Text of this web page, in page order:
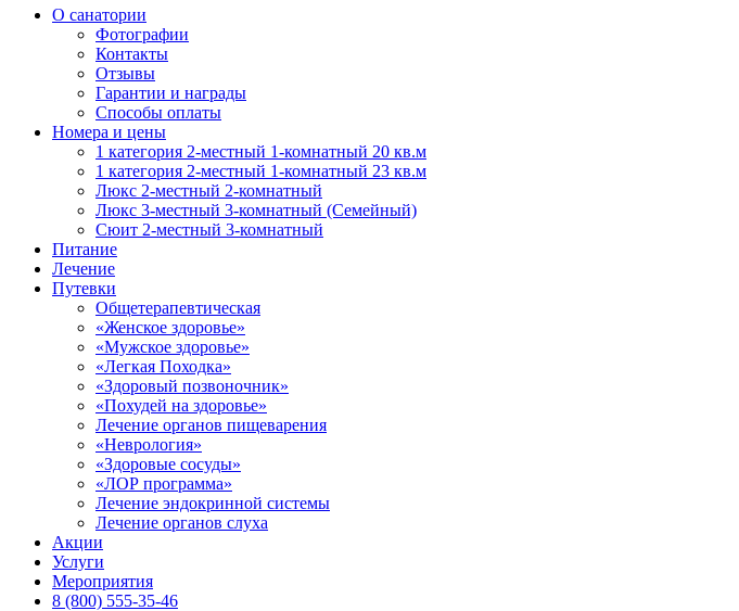
О санатории
Фотографии
Контакты
Отзывы
Гарантии и награды
Способы оплаты
Номера и цены
1 категория 2-местный 1-комнатный 20 кв.м
1 категория 2-местный 1-комнатный 23 кв.м
Люкс 2-местный 2-комнатный
Люкс 3-местный 3-комнатный (Семейный)
Сюит 2-местный 3-комнатный
Питание
Лечение
Путевки
Общетерапевтическая
«Женское здоровье»
«Мужское здоровье»
«Легкая Походка»
«Здоровый позвоночник»
«Похудей на здоровье»
Лечение органов пищеварения
«Неврология»
«Здоровые сосуды»
«ЛОР программа»
Лечение эндокринной системы
Лечение органов слуха
Акции
Услуги
Мероприятия
8 (800) 555-35-46